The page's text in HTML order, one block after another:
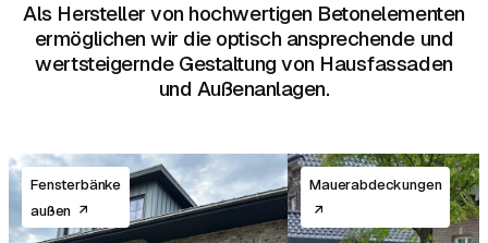
Als Hersteller von hochwertigen Betonelementen
ermöglichen wir die optisch ansprechende und
wertsteigernde Gestaltung von Hausfassaden
und Außenanlagen.
Fensterbänke
außen
Mauerabdeckungen